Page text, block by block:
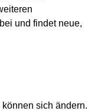
und findet neue,
sich ändern.